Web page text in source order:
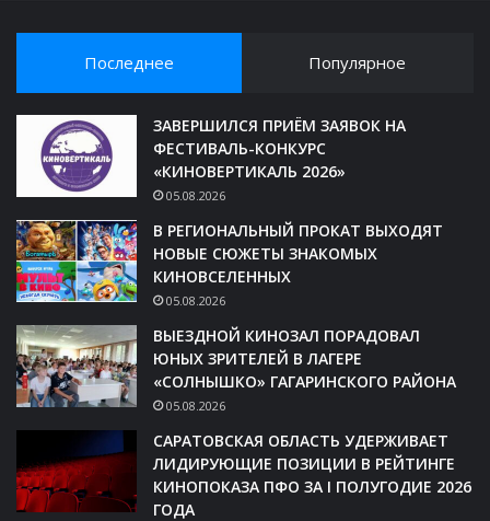
Последнее Популярное
ЗАВЕРШИЛСЯ ПРИЁМ ЗАЯВОК НА
ФЕСТИВАЛЬ-КОНКУРС
«КИНОВЕРТИКАЛЬ 2026»
05.08.2026
В РЕГИОНАЛЬНЫЙ ПРОКАТ ВЫХОДЯТ
НОВЫЕ СЮЖЕТЫ ЗНАКОМЫХ
КИНОВСЕЛЕННЫХ
05.08.2026
ВЫЕЗДНОЙ КИНОЗАЛ ПОРАДОВАЛ
ЮНЫХ ЗРИТЕЛЕЙ В ЛАГЕРЕ
«СОЛНЫШКО» ГАГАРИНСКОГО РАЙОНА
05.08.2026
САРАТОВСКАЯ ОБЛАСТЬ УДЕРЖИВАЕТ
ЛИДИРУЮЩИЕ ПОЗИЦИИ В РЕЙТИНГЕ
КИНОПОКАЗА ПФО ЗА I ПОЛУГОДИЕ 2026
ГОДА